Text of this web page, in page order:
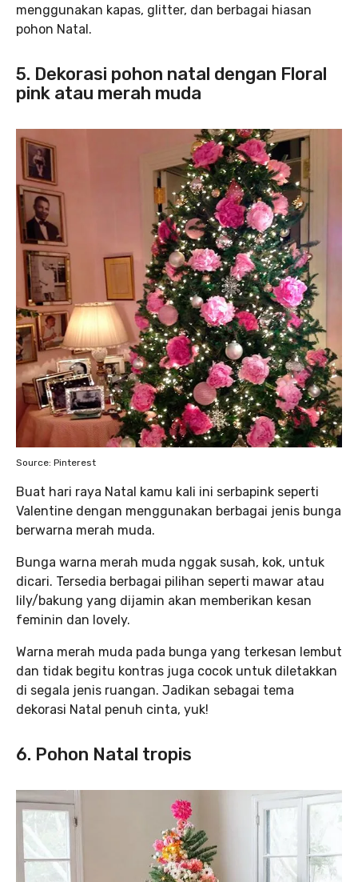
menggunakan kapas, glitter, dan berbagai hiasan
pohon Natal.
5. Dekorasi pohon natal dengan Floral
pink atau merah muda
Source: Pinterest
Buat hari raya Natal kamu kali ini serbapink seperti
Valentine dengan menggunakan berbagai jenis bunga
berwarna merah muda.
Bunga warna merah muda nggak susah, kok, untuk
dicari. Tersedia berbagai pilihan seperti mawar atau
lily/bakung yang dijamin akan memberikan kesan
feminin dan lovely.
Warna merah muda pada bunga yang terkesan lembut
dan tidak begitu kontras juga cocok untuk diletakkan
di segala jenis ruangan. Jadikan sebagai tema
dekorasi Natal penuh cinta, yuk!
6. Pohon Natal tropis